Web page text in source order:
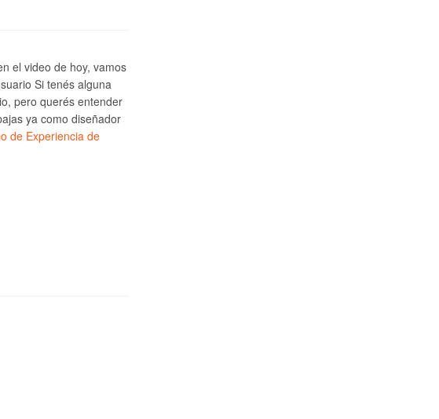
el video de hoy, vamos
Si tenés alguna
pero querés entender
ya como diseñador
de Experiencia de